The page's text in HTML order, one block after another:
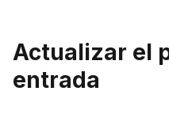
Actualizar el
entrada